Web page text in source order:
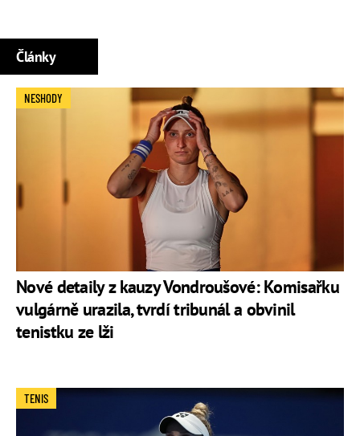
Články
Nové detaily z kauzy Vondroušové: Komisařku
vulgárně urazila, tvrdí tribunál a obvinil
tenistku ze lži
NESHODY
TENIS